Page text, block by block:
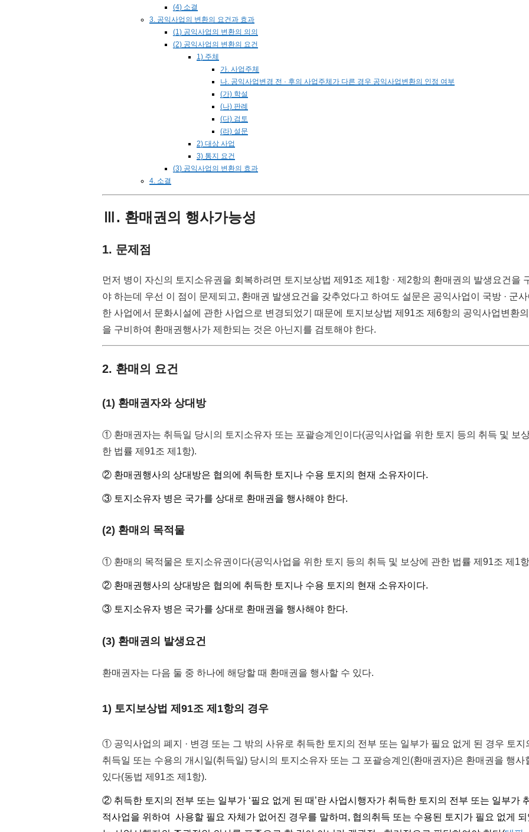
(4) 소결
3. 공익사업의 변환의 요건과 효과
(1) 공익사업의 변환의 의의
(2) 공익사업의 변환의 요건
1) 주체
가. 사업주체
나. 공익사업변경 전 · 후의 사업주체가 다른 경우 공익사업변환의 인정 여부
(가) 학설
(나) 판례
(다) 검토
(라) 설문
2) 대상 사업
3) 통지 요건
(3) 공익사업의 변환의 효과
4. 소결
Ⅲ. 환매권의 행사가능성
1. 문제점
먼저 병이 자신의 토지소유권을 회복하려면 토지보상법 제91조 제1항 · 제2항의 환매권의 발생요건을
야 하는데 우선 이 점이 문제되고, 환매권 발생요건을 갖추었다고 하여도 설문은 공익사업이 국방 · 군
한 사업에서 문화시설에 관한 사업으로 변경되었기 때문에 토지보상법 제91조 제6항의 공익사업변환
을 구비하여 환매권행사가 제한되는 것은 아닌지를 검토해야 한다.
2. 환매의 요건
(1) 환매권자와 상대방
① 환매권자는 취득일 당시의 토지소유자 또는 포괄승계인이다(공익사업을 위한 토지 등의 취득 및 보
한 법률 제91조 제1항).
② 환매권행사의 상대방은 협의에 취득한 토지나 수용 토지의 현재 소유자이다.
③ 토지소유자 병은 국가를 상대로 환매권을 행사해야 한다.
(2) 환매의 목적물
① 환매의 목적물은 토지소유권이다(공익사업을 위한 토지 등의 취득 및 보상에 관한 법률 제91조 제1
② 환매권행사의 상대방은 협의에 취득한 토지나 수용 토지의 현재 소유자이다.
③ 토지소유자 병은 국가를 상대로 환매권을 행사해야 한다.
(3) 환매권의 발생요건
환매권자는 다음 둘 중 하나에 해당할 때 환매권을 행사할 수 있다.
1) 토지보상법 제91조 제1항의 경우
① 공익사업의 폐지 · 변경 또는 그 밖의 사유로 취득한 토지의 전부 또는 일부가 필요 없게 된 경우 토지
취득일 또는 수용의 개시일(취득일) 당시의 토지소유자 또는 그 포괄승계인(환매권자)은 환매권을 행사
있다(동법 제91조 제1항).
② 취득한 토지의 전부 또는 일부가 ‘필요 없게 된 때’란 사업시행자가 취득한 토지의 전부 또는 일부가
적사업을 위하여 사용할 필요 자체가 없어진 경우를 말하며, 협의취득 또는 수용된 토지가 필요 없게 되